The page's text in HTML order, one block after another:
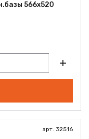
566х520
арт. 32516